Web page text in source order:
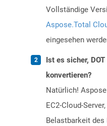
Vollständige
Aspose.Total
eingesehen
Ist es sicher,
konvertieren?
Natürlich!
EC2-Cloud-
Belastbarkeit